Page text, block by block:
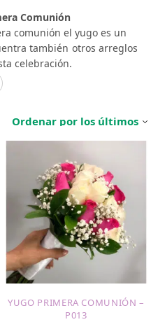
Comunión
comunión el yugo es un
también otros arreglos
celebración.
YUGO PRIMERA COMUNIÓN –
P013